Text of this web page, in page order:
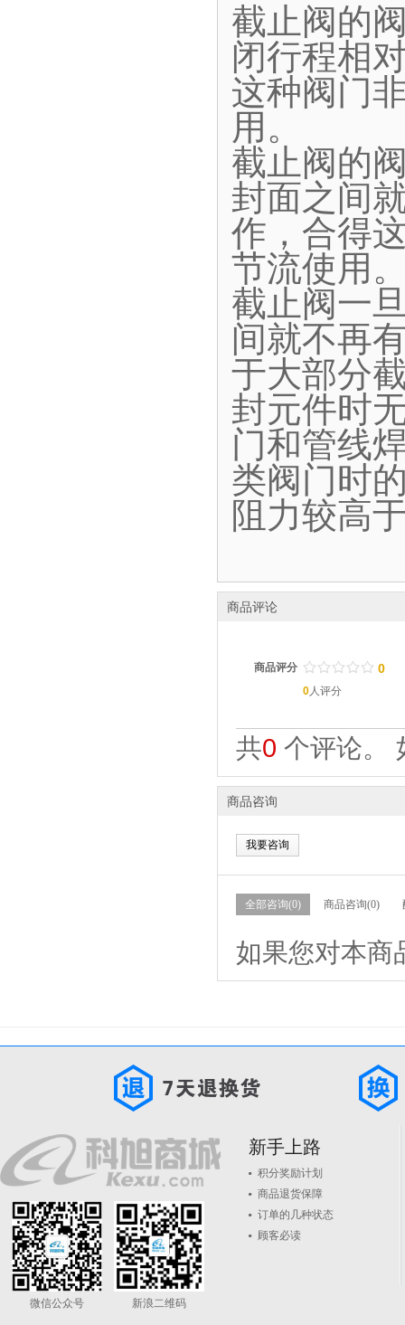
截止阀的
闭行程相
这种阀门
用。
截止阀的
封面之间
作，合得
节流使用
截止阀一
间就不再
于大部分
封元件时
门和管线
类阀门时
阻力较高
商品评论
商品评分 / / / / /
. . . . . 0
0人评分
共0 个评论。
商品咨询
我要咨询
全部咨询(0) 商品咨询(0)
如果您对本商
微信公众号 新浪二维码
新手上路
积分奖励计划
商品退货保障
订单的几种状态
顾客必读